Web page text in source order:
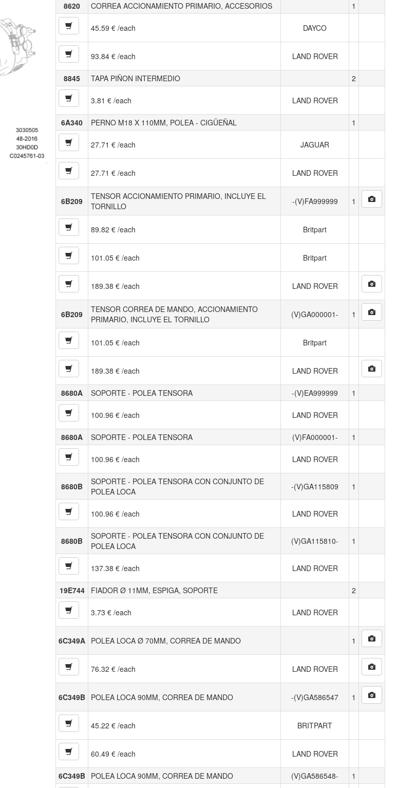
8620 CORREA ACCIONAMIENTO PRIMARIO, ACCESORIOS 1
45.59 € /each DAYCO
93.84 € /each LAND ROVER
8845 TAPA PIÑON INTERMEDIO 2
3.81 € /each LAND ROVER
6A340 PERNO M18 X 110MM, POLEA - CIGÜEÑAL 1
27.71 € /each JAGUAR
27.71 € /each LAND ROVER
6B209
TENSOR ACCIONAMIENTO PRIMARIO, INCLUYE EL
TORNILLO
-(V)FA999999 1
89.82 € /each Britpart
101.05 € /each Britpart
189.38 € /each LAND ROVER
6B209
TENSOR CORREA DE MANDO, ACCIONAMIENTO
PRIMARIO, INCLUYE EL TORNILLO
(V)GA000001- 1
101.05 € /each Britpart
189.38 € /each LAND ROVER
8680A SOPORTE - POLEA TENSORA -(V)EA999999 1
100.96 € /each LAND ROVER
8680A SOPORTE - POLEA TENSORA (V)FA000001- 1
100.96 € /each LAND ROVER
8680B
SOPORTE - POLEA TENSORA CON CONJUNTO DE
POLEA LOCA
-(V)GA115809 1
100.96 € /each LAND ROVER
8680B
SOPORTE - POLEA TENSORA CON CONJUNTO DE
POLEA LOCA
(V)GA115810- 1
137.38 € /each LAND ROVER
19E744 FIADOR Ø 11MM, ESPIGA, SOPORTE 2
3.73 € /each LAND ROVER
6C349A POLEA LOCA Ø 70MM, CORREA DE MANDO 1
76.32 € /each LAND ROVER
6C349B POLEA LOCA 90MM, CORREA DE MANDO -(V)GA586547 1
45.22 € /each BRITPART
60.49 € /each LAND ROVER
6C349B POLEA LOCA 90MM, CORREA DE MANDO (V)GA586548- 1